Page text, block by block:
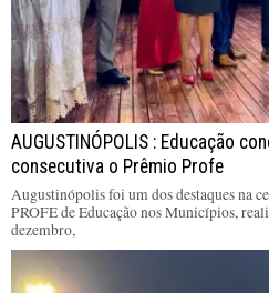
AUGUSTINÓPOLIS : Educação
consecutiva o Prêmio Profe
Augustinópolis foi um dos destaques na
PROFE de Educação nos Municípios,
dezembro,